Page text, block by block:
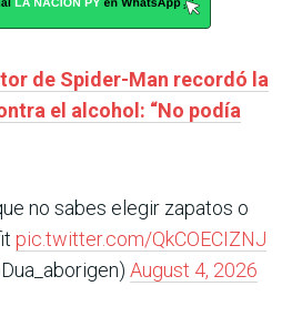
de Spider-Man recordó la
el alcohol: “No podía
no sabes elegir zapatos o
pic.twitter.com/QkCOECIZNJ
August 4, 2026